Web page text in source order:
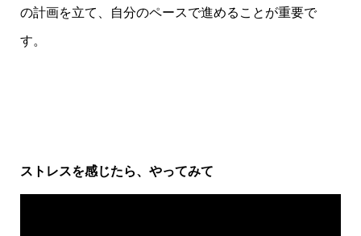
の計画を立て、自分のペースで進めることが重要で
す。
ストレスを感じたら、やってみて